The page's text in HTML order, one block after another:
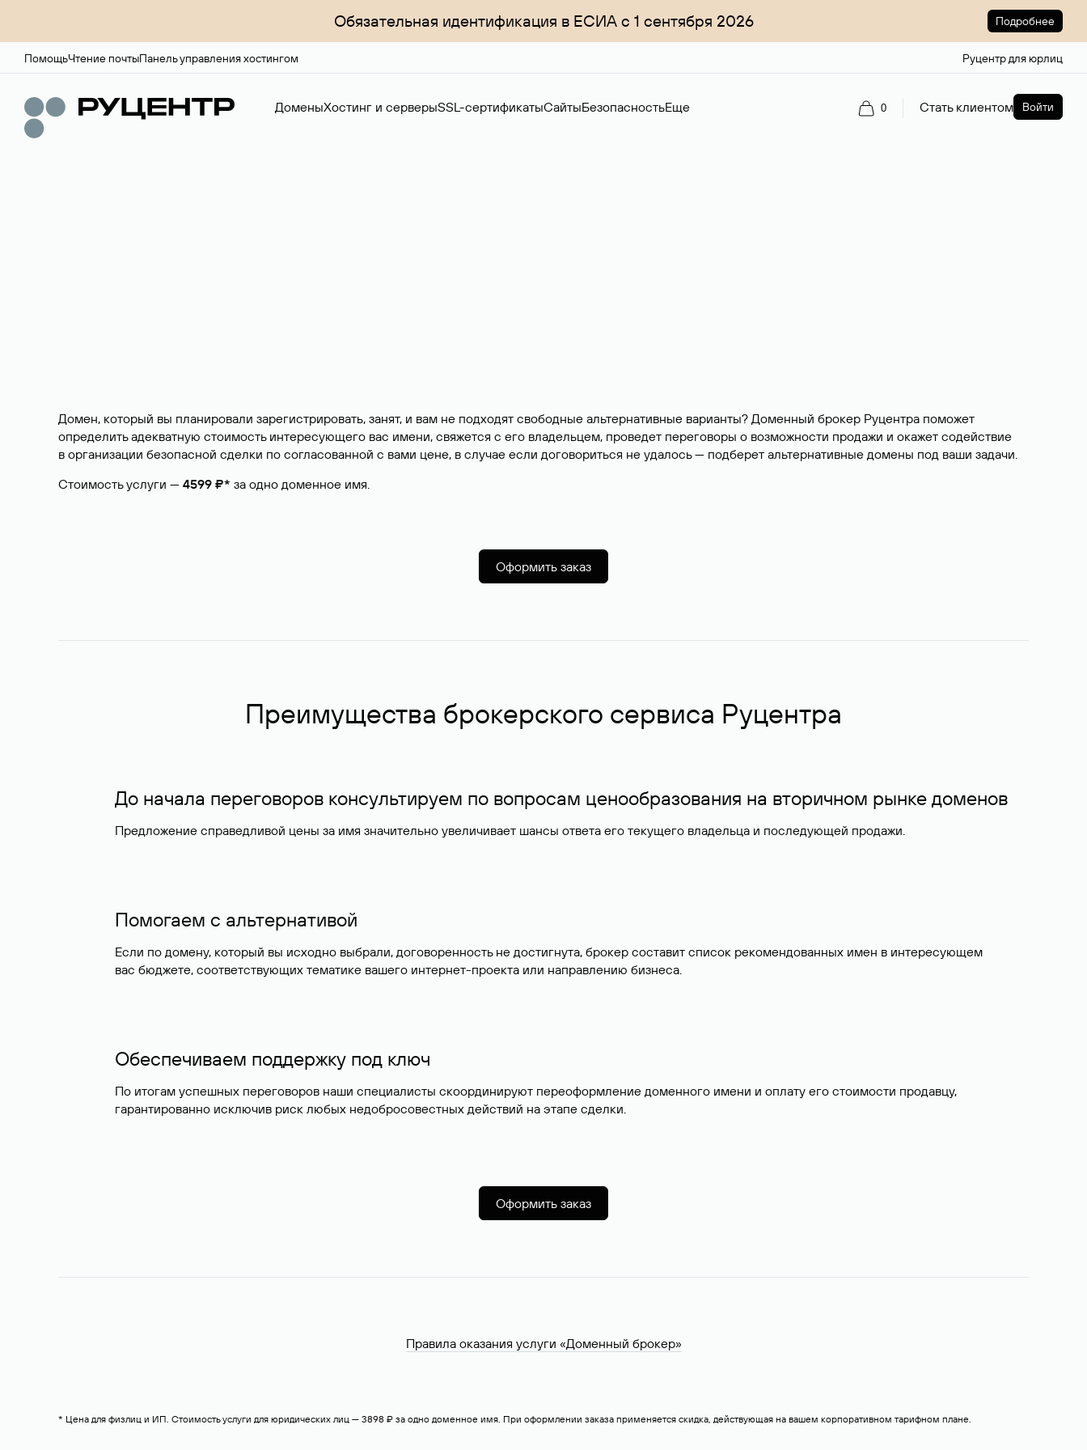
Обязательная идентификация в ЕСИА с 1 сентября 2026 Подробнее
ПомощьЧтение почтыПанель управления хостингом Руцентр для юрлиц
ДоменыХостинг и серверыSSL-сертификатыСайтыБезопасностьЕще 0 Стать клиентом Войти
Домен, который вы планировали зарегистрировать, занят, и вам не подходят свободные альтернативные варианты? Доменный брокер Руцентра поможет
определить адекватную стоимость интересующего вас имени, свяжется с его владельцем, проведет переговоры о возможности продажи и окажет содействие
в организации безопасной сделки по согласованной с вами цене, в случае если договориться не удалось — подберет альтернативные домены под ваши задачи.
Стоимость услуги — 4599 ₽* за одно доменное имя.
Оформить заказ
Преимущества брокерского сервиса Руцентра
До начала переговоров консультируем по вопросам ценообразования на вторичном рынке доменов
Предложение справедливой цены за имя значительно увеличивает шансы ответа его текущего владельца и последующей продажи.
Помогаем с альтернативой
Если по домену, который вы исходно выбрали, договоренность не достигнута, брокер составит список рекомендованных имен в интересующем
вас бюджете, соответствующих тематике вашего интернет-проекта или направлению бизнеса.
Обеспечиваем поддержку под ключ
По итогам успешных переговоров наши специалисты скоординируют переоформление доменного имени и оплату его стоимости продавцу,
гарантированно исключив риск любых недобросовестных действий на этапе сделки.
Оформить заказ
Правила оказания услуги «Доменный брокер»
* Цена для физлиц и ИП. Стоимость услуги для юридических лиц — 3898 ₽ за одно доменное имя. При оформлении заказа применяется скидка, действующая на вашем корпоративном тарифном плане.